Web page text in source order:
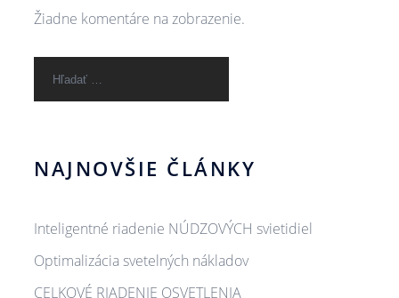
Žiadne komentáre na zobrazenie.
NAJNOVŠIE ČLÁNKY
Inteligentné riadenie NÚDZOVÝCH svietidiel
Optimalizácia svetelných nákladov
CELKOVÉ RIADENIE OSVETLENIA